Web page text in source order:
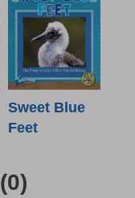
Sweet Blue
Feet
(0)